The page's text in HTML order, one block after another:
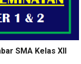
SMA Kelas XII